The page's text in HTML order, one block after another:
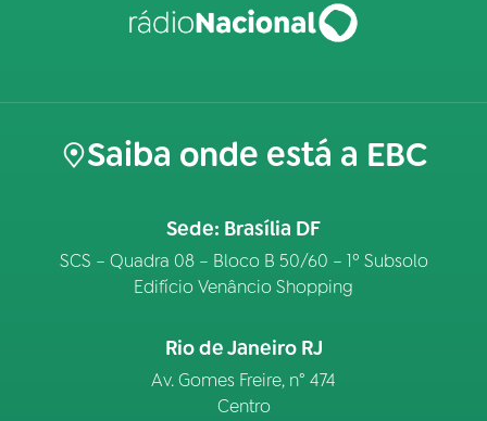
Saiba onde está a EBC
Sede: Brasília DF
SCS – Quadra 08 – Bloco B 50/60 – 1º Subsolo
Edifício Venâncio Shopping
Rio de Janeiro RJ
Av. Gomes Freire, n° 474
Centro